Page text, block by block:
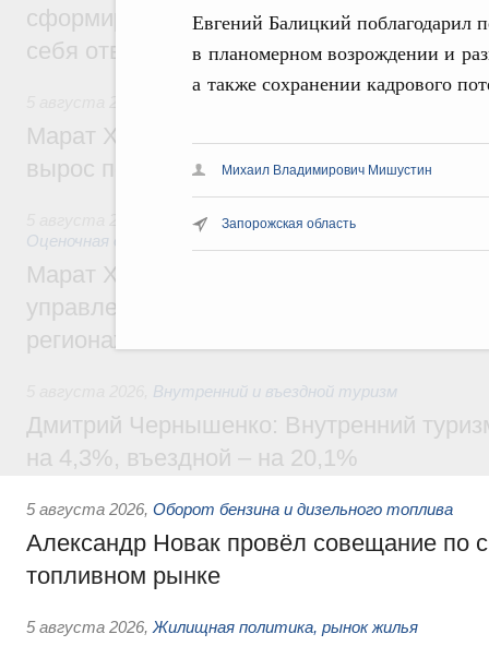
Евгений Балицкий поблагодарил
в планомерном возрождении и
а также сохранении кадрового
Михаил Владимирович Мишустин
Запорожская область
сформировал целое сообщество людей,
себя ответственность за будущее
Марат Хуснуллин: Ввод нежилых зданий
вырос почти на треть
Земельные отношения. Кадастровая
Оценочная деятельность
Марат Хуснуллин: По решению
управление «ДОМ.РФ» перейдёт более
регионах
Внутренний и въездной туризм
Дмитрий Чернышенко: Внутренний
на 4,3%, въездной – на 20,1%
5 августа 2026, Оборот бензина и дизельного топлива
Александр Новак провёл совещание по
топливном рынке
5 августа 2026, Жилищная политика, рынок жилья